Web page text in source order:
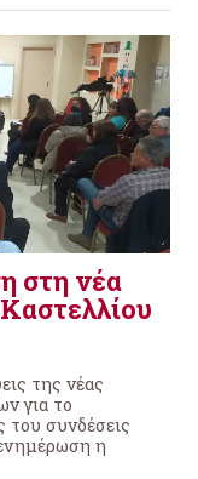
στη νέα
της νέας
για το
του συνδέσεις
η